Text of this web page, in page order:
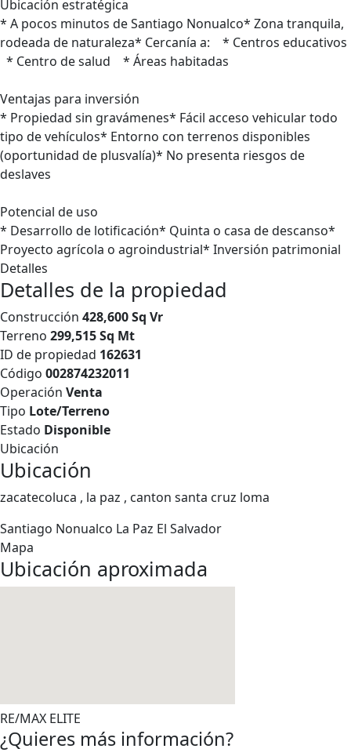
Ubicación estratégica
* A pocos minutos de Santiago Nonualco* Zona tranquila,
rodeada de naturaleza* Cercanía a: * Centros educativos
* Centro de salud * Áreas habitadas
Ventajas para inversión
* Propiedad sin gravámenes* Fácil acceso vehicular todo
tipo de vehículos* Entorno con terrenos disponibles
(oportunidad de plusvalía)* No presenta riesgos de
deslaves
Potencial de uso
* Desarrollo de lotificación* Quinta o casa de descanso*
Proyecto agrícola o agroindustrial* Inversión patrimonial
Detalles
Detalles de la propiedad
Construcción 428,600 Sq Vr
Terreno 299,515 Sq Mt
ID de propiedad 162631
Código 002874232011
Operación Venta
Tipo Lote/Terreno
Estado Disponible
Ubicación
Ubicación
zacatecoluca , la paz , canton santa cruz loma
Santiago Nonualco La Paz El Salvador
Mapa
Ubicación aproximada
RE/MAX ELITE
¿Quieres más información?